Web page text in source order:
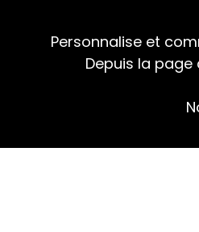
Personnalise et
Depuis la